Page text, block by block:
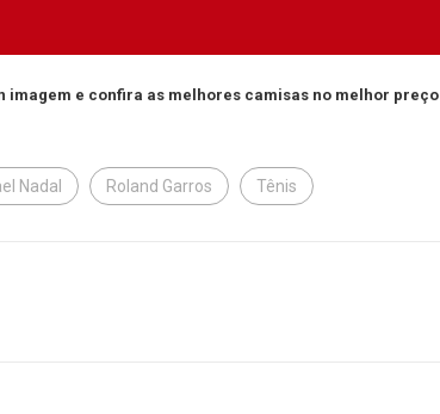
imagem e confira as melhores camisas no melhor preço
Nadal Roland Garros Tênis